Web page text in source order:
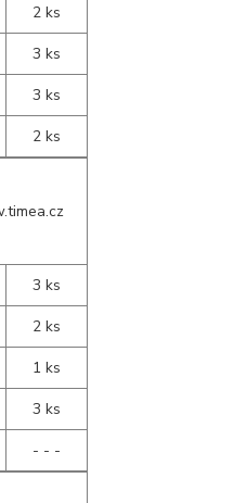
2 ks
3 ks
3 ks
2 ks
3 ks
2 ks
1 ks
3 ks
- - -